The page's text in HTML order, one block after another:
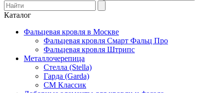
Каталог
Фальцевая кровля в Москве
Фальцевая кровля Смарт Фальц Про
Фальцевая кровля Штрипс
Металлочерепица
Стелла (Stella)
Гарда (Garda)
СМ Классик